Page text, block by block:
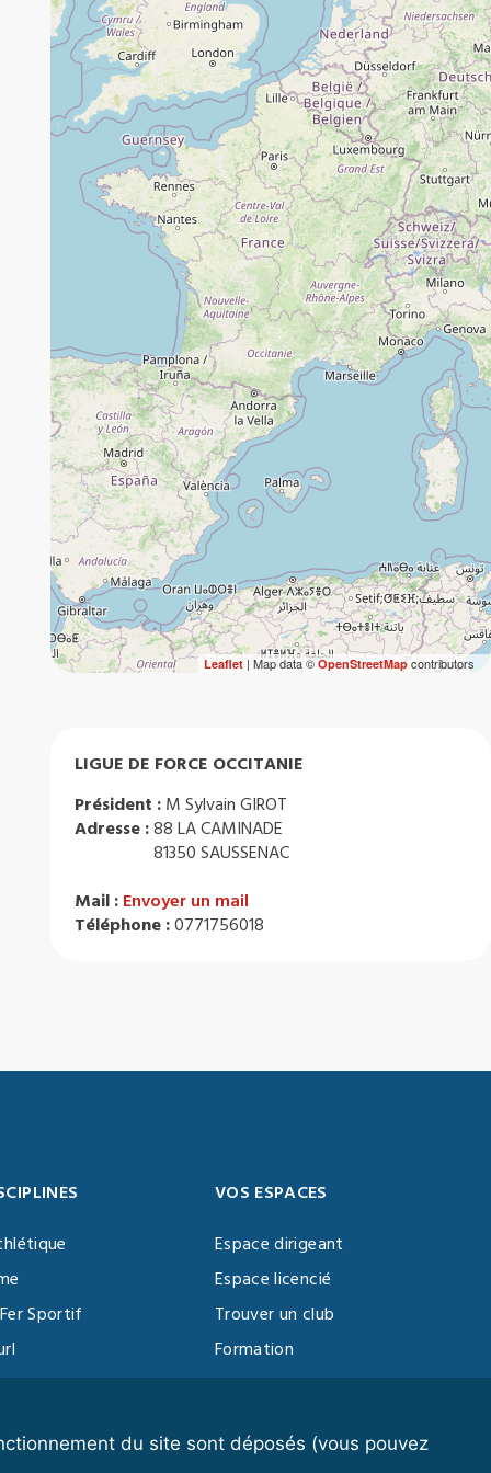
du site sont déposés (vous pouvez
Leaflet| Map data ©OpenStreetMapcontributors
LIGUE DE FORCE OCCITANIE
Président : M Sylvain GIROT
Adresse :88 LA CAMINADE
81350 SAUSSENAC
Mail : Envoyer un mail
Téléphone :0771756018
Sportif
Training
VOS ESPACES
Espace dirigeant
Espace licencié
Trouver un club
Formation